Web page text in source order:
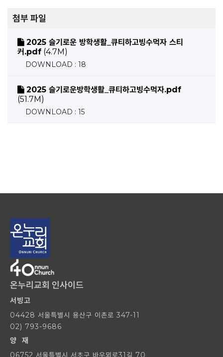
첨부 파일
2025 슬기로운 방학생활_큐티하고빙수먹자 스티
커.pdf (4.7M)
DOWNLOAD : 18
2025 슬기로운방학생활_큐티하고빙수먹자.pdf
(51.7M)
DOWNLOAD : 15
온누리교회 인사이드
서빙고
04428 서울특별시 용산구 이촌로 347-11
02) 793-9686
양 재
06752 서울특별시 서초구 바우뫼로31길 70